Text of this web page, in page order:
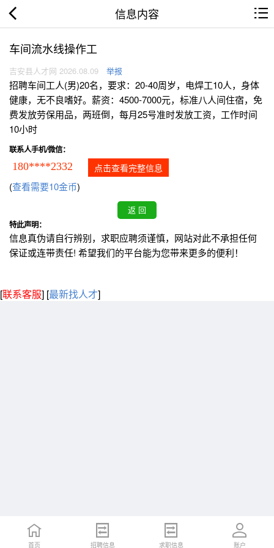
信息内容
车间流水线操作工
吉安县人才网 2026.08.09 举报
招聘车间工人(男)20名，要求：20-40周岁，电焊工10人，身体
健康，无不良嗜好。薪资：4500-7000元，标准八人间住宿，免
费发放劳保用品，两班倒，每月25号准时发放工资，工作时间
10小时
联系人手机/微信：
180****2332 点击查看完整信息
(查看需要10金币)
特此声明：
信息真伪请自行辨别，求职应聘须谨慎，网站对此不承担任何
保证或连带责任! 希望我们的平台能为您带来更多的便利！
[联系客服] [最新找人才]
首页 招聘信息 求职信息 账户